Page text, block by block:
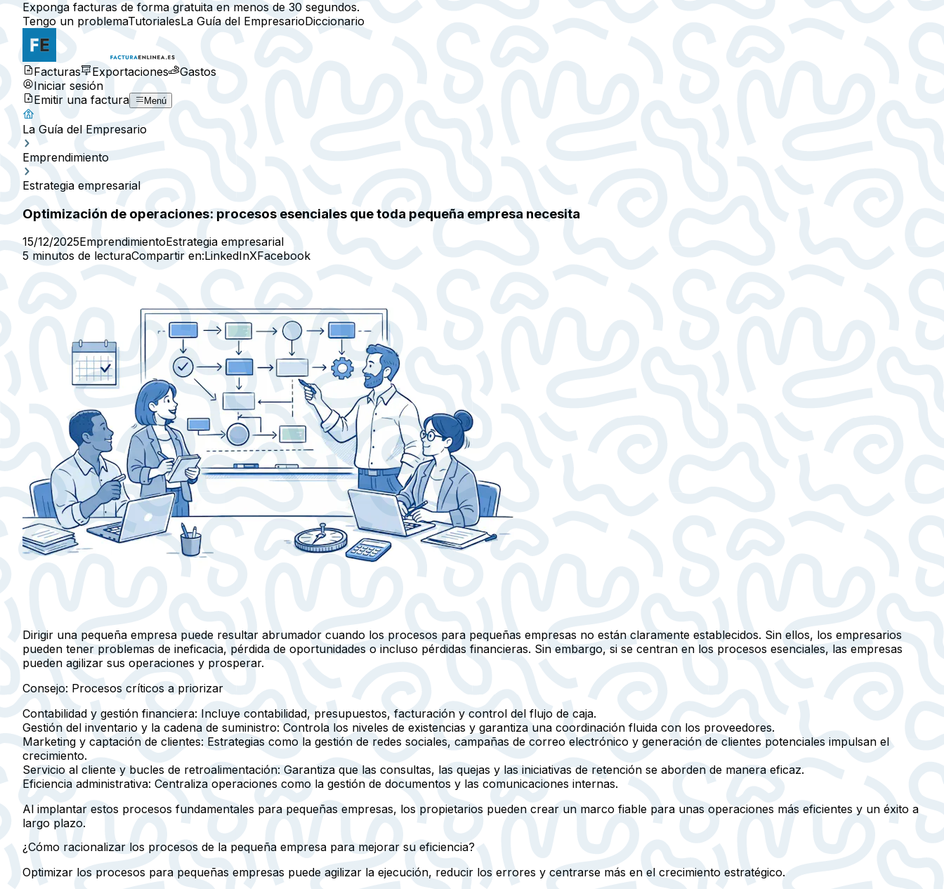
Exponga facturas de forma gratuita en menos de 30 segundos.
Tengo un problemaTutorialesLa Guía del EmpresarioDiccionario
Facturas Exportaciones
Gastos
Iniciar sesión
Emitir una factura
Menú
La Guía del Empresario
Emprendimiento
Estrategia empresarial
Optimización de operaciones: procesos esenciales que toda pequeña empresa necesita
15/12/2025EmprendimientoEstrategia empresarial
5 minutos de lecturaCompartir en:LinkedInXFacebook
Dirigir una pequeña empresa puede resultar abrumador cuando los procesos para pequeñas empresas no están claramente establecidos. Sin ellos, los empresarios
pueden tener problemas de ineficacia, pérdida de oportunidades o incluso pérdidas financieras. Sin embargo, si se centran en los procesos esenciales, las empresas
pueden agilizar sus operaciones y prosperar.
Consejo: Procesos críticos a priorizar
Contabilidad y gestión financiera: Incluye contabilidad, presupuestos, facturación y control del flujo de caja.
Gestión del inventario y la cadena de suministro: Controla los niveles de existencias y garantiza una coordinación fluida con los proveedores.
Marketing y captación de clientes: Estrategias como la gestión de redes sociales, campañas de correo electrónico y generación de clientes potenciales impulsan el
crecimiento.
Servicio al cliente y bucles de retroalimentación: Garantiza que las consultas, las quejas y las iniciativas de retención se aborden de manera eficaz.
Eficiencia administrativa: Centraliza operaciones como la gestión de documentos y las comunicaciones internas.
Al implantar estos procesos fundamentales para pequeñas empresas, los propietarios pueden crear un marco fiable para unas operaciones más eficientes y un éxito a
largo plazo.
¿Cómo racionalizar los procesos de la pequeña empresa para mejorar su eficiencia?
Optimizar los procesos para pequeñas empresas puede agilizar la ejecución, reducir los errores y centrarse más en el crecimiento estratégico.